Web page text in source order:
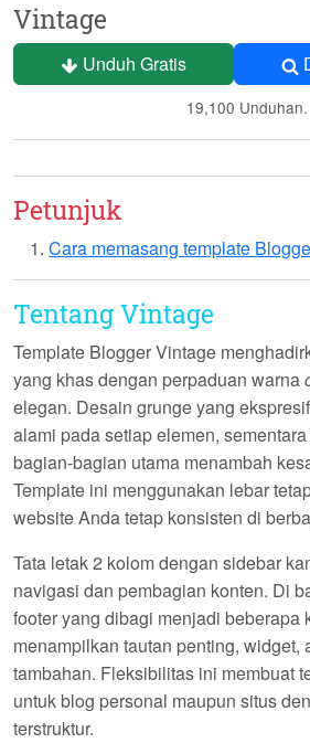
Vintage
Unduh Gratis
19,100 Unduhan.
Petunjuk
Cara memasang template
Tentang Vintage
Template BloggerVintage
yang khas dengan perpaduan warna
elegan. Desain grunge yang
alami pada setiap elemen,
bagian-bagian utama menambah
Template ini menggunakan lebar
website Anda tetap konsisten di
Tata letak2 kolomdengan sidebar
navigasi dan pembagian konten. Di
footer yang dibagi menjadi beberapa
menampilkan tautan penting, widget,
tambahan. Fleksibilitas ini membuat
untuk blog personal maupun situs
terstruktur.